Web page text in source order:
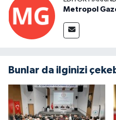
Metropol
Bunlar da ilginizi